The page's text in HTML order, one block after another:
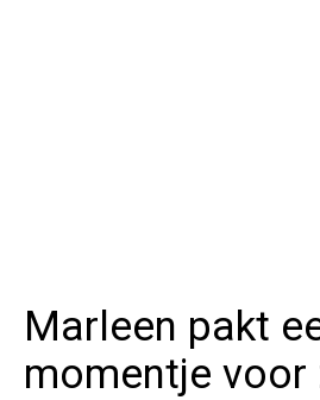
Marleen pakt
momentje voor